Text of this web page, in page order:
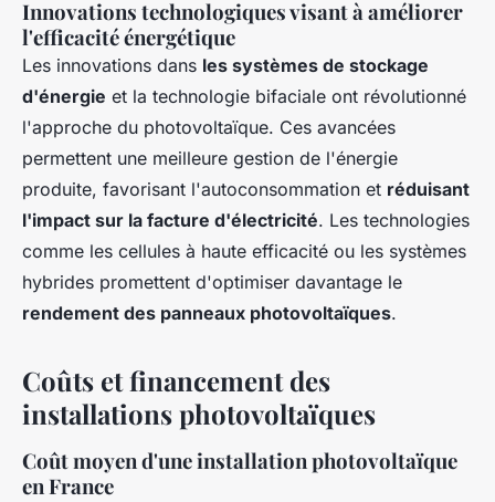
Innovations technologiques visant à améliorer
l'efficacité énergétique
Les innovations dans les systèmes de stockage
d'énergie et la technologie bifaciale ont révolutionné
l'approche du photovoltaïque. Ces avancées
permettent une meilleure gestion de l'énergie
produite, favorisant l'autoconsommation et réduisant
l'impact sur la facture d'électricité. Les technologies
comme les cellules à haute efficacité ou les systèmes
hybrides promettent d'optimiser davantage le
rendement des panneaux photovoltaïques.
Coûts et financement des
installations photovoltaïques
Coût moyen d'une installation photovoltaïque
en France